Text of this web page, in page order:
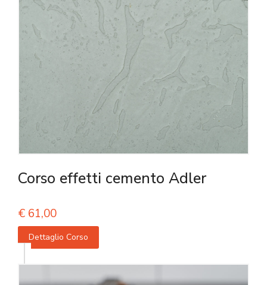
Corso effetti cemento Adler
€ 61,00
Dettaglio Corso